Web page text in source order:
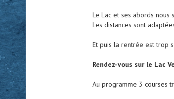
Le Lac et ses abords nous
Les distances sont
Et puis la rentrée est trop
Rendez-vous sur le Lac
Au programme 3 courses